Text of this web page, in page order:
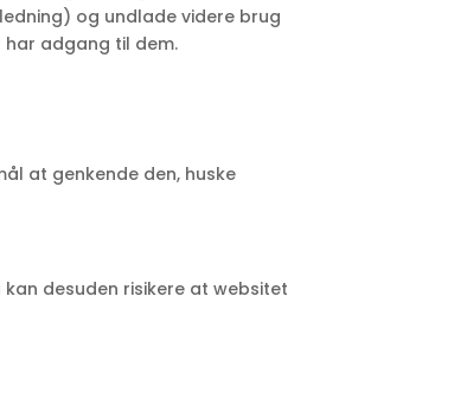
og undlade videre brug
har adgang til dem.
at genkende den, huske
desuden risikere at websitet